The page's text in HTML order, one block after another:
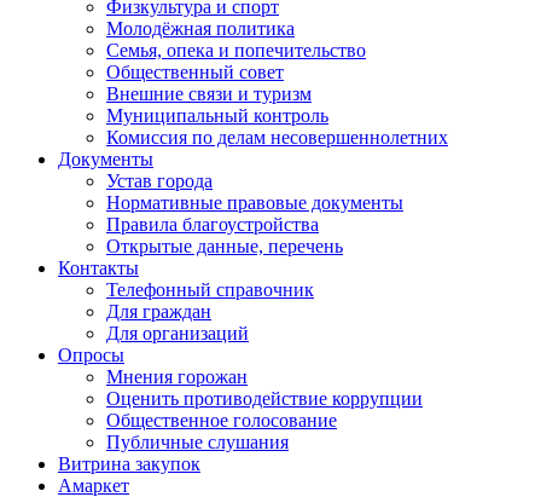
Физкультура и спорт
Молодёжная политика
Семья, опека и попечительство
Общественный совет
Внешние связи и туризм
Муниципальный контроль
Комиссия по делам несовершеннолетних
Документы
Устав города
Нормативные правовые документы
Правила благоустройства
Открытые данные, перечень
Контакты
Телефонный справочник
Для граждан
Для организаций
Опросы
Мнения горожан
Оценить противодействие коррупции
Общественное голосование
Публичные слушания
Витрина закупок
Амаркет